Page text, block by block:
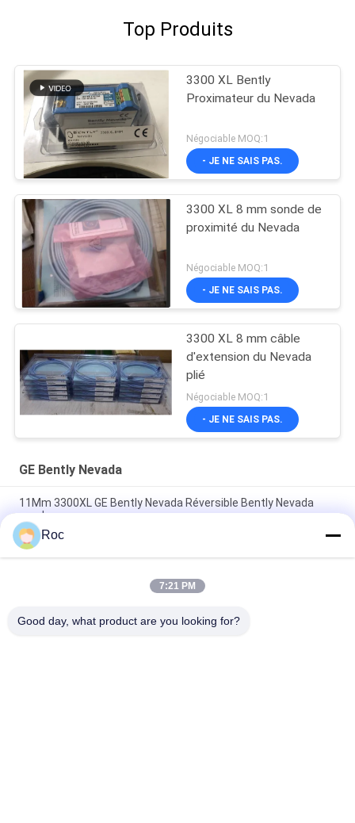
Top Produits
3300 XL Bently
Proximateur du Nevada
Négociable MOQ:1
- JE NE SAIS PAS.
3300 XL 8 mm sonde de
proximité du Nevada
Négociable MOQ:1
- JE NE SAIS PAS.
3300 XL 8 mm câble
d'extension du Nevada
plié
Négociable MOQ:1
- JE NE SAIS PAS.
GE Bently Nevada
11Mm 3300XL GE Bently Nevada Réversible Bently Nevada
sonde
50 mm 3300XL Bently Nevada Proximité sonde 330709-000-
050-10-02-00
8.0 Mètre 3300 XL 11Mm GE Bently Nevada Vibration Probe
Roc
7:21 PM
Good day, what product are you looking for?